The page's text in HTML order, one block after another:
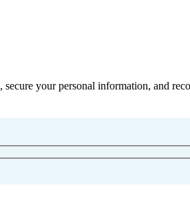
your personal information, and